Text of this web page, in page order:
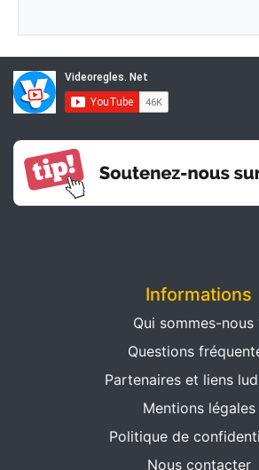
Informations
Qui sommes-nous
Questions
Partenaires et liens
Mentions légales
Politique de
Nous contacter